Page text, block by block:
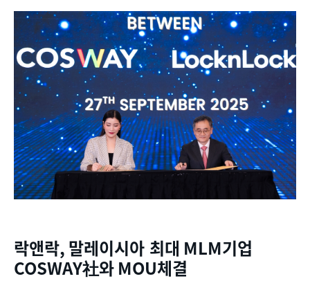
락앤락, 말레이시아 최대 MLM기업
COSWAY社와 MOU체결